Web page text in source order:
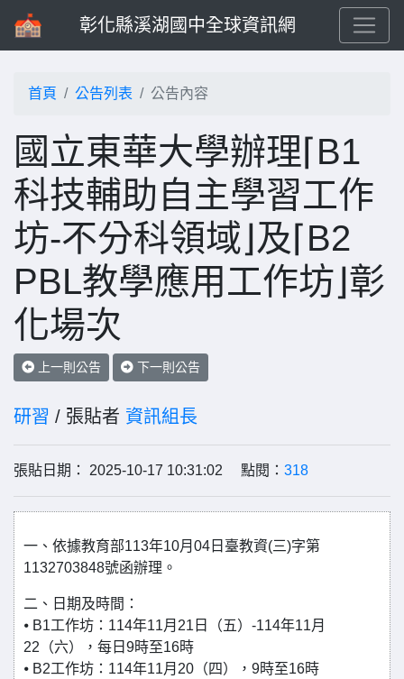
彰化縣溪湖國中全球資訊網
首頁 公告列表 公告內容
國立東華大學辦理⌈B1
科技輔助自主學習工作
坊-不分科領域⌋及⌈B2
PBL教學應用工作坊⌋彰
化場次
上一則公告 下一則公告
研習 / 張貼者 資訊組長
張貼日期： 2025-10-17 10:31:02 點閱： 318
一、依據教育部113年10月04日臺教資(三)字第
1132703848號函辦理。
二、日期及時間：
⦁ B1工作坊：114年11月21日（五）-114年11月
22（六），每日9時至16時
⦁ B2工作坊：114年11月20（四），9時至16時